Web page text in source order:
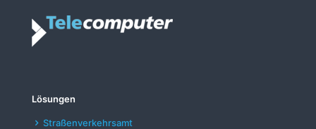
i
Lösungen
Straßenverkehrsamt